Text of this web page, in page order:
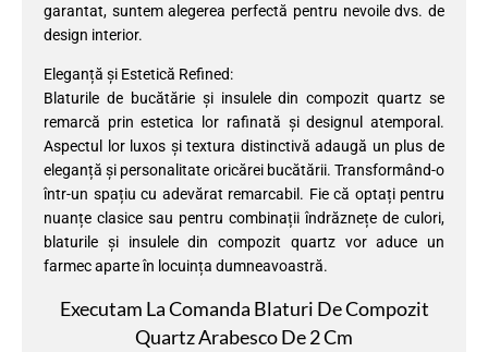
garantat, suntem alegerea perfectă pentru nevoile dvs. de
design interior.
Eleganță și Estetică Refined:
Blaturile de bucătărie și insulele din compozit quartz se
remarcă prin estetica lor rafinată și designul atemporal.
Aspectul lor luxos și textura distinctivă adaugă un plus de
eleganță și personalitate oricărei bucătării. Transformând-o
într-un spațiu cu adevărat remarcabil. Fie că optați pentru
nuanțe clasice sau pentru combinații îndrăznețe de culori,
blaturile și insulele din compozit quartz vor aduce un
farmec aparte în locuința dumneavoastră.
Executam La Comanda Blaturi De Compozit
Quartz Arabesco De 2 Cm